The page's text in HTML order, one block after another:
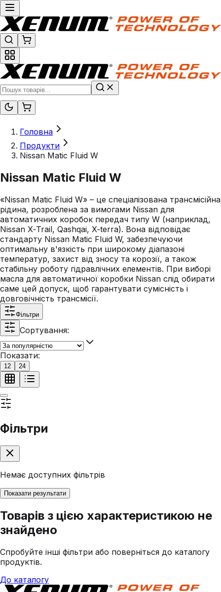
Головна
Продукти
Nissan Matic Fluid W
Nissan Matic Fluid W
«Nissan Matic Fluid W» – це спеціалізована трансмісійна
рідина, розроблена за вимогами Nissan для
автоматичних коробок передач типу W (наприклад,
Nissan X‑Trail, Qashqai, X‑terra). Вона відповідає
стандарту Nissan Matic Fluid W, забезпечуючи
оптимальну в'язкість при широкому діапазоні
температур, захист від зносу та корозії, а також
стабільну роботу гідравлічних елементів. При виборі
масла для автоматичної коробки Nissan слід обирати
саме цей допуск, щоб гарантувати сумісність і
довговічність трансмісії.
Фільтри
Сортування:
Показати:
12 24
Фільтри
Немає доступних фільтрів
Показати результати
Товарів з цією характеристикою не
знайдено
Спробуйте інші фільтри або поверніться до каталогу
продуктів.
До каталогу